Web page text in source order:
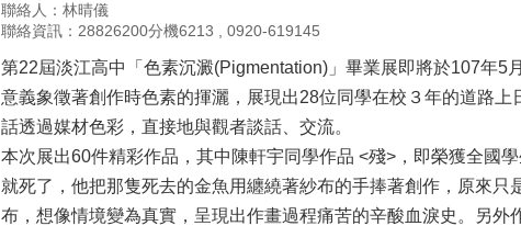
聯絡人：林晴儀
聯絡資訊：28826200分機6213 , 0920-619145
第22屆淡江高中「色素沉澱(Pigmentation)」畢業展即將於107年5
意義象徵著創作時色素的揮灑，展現出28位同學在校３年的道路
話透過媒材色彩，直接地與觀者談話、交流。
本次展出60件精彩作品，其中陳軒宇同學作品 <殘>，即榮獲全國
就死了，他把那隻死去的金魚用纏繞著紗布的手捧著創作，原來
布，想像情境變為真實，呈現出作畫過程痛苦的辛酸血淚史。另